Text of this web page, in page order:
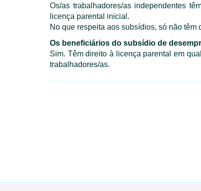
Os/as trabalhadores/as independentes
licença parental inicial.
No que respeita aos subsídios, só não
Os beneficiários do subsídio de
Sim. Têm direito à licença parental em
trabalhadores/as.